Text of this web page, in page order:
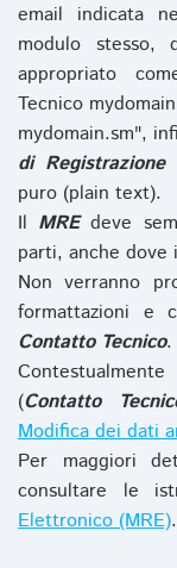
email indicata
modulo
appropriato
Tecnico
mydomain.sm",
di Registrazione
puro (plain text).
Il MREdeve
parti, anche dove
Non verranno
formattazioni e
Contatto Tecnico.
(Contatto
Modifica dei dati
Per maggiori
consultare le
Elettronico (MRE).